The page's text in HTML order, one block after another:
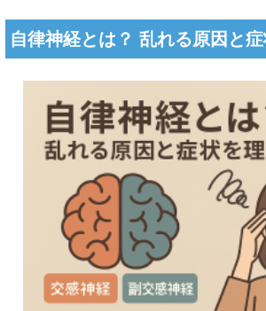
自律神経とは？ 乱れる原因と